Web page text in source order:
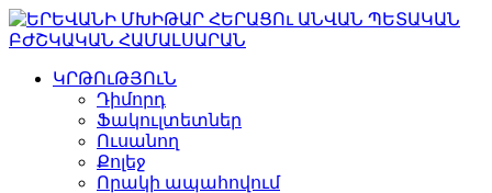
ԿՐԹՈւԹՅՈւՆ
Դիմորդ
Ֆակուլտետներ
Ուսանող
Քոլեջ
Որակի ապահովում